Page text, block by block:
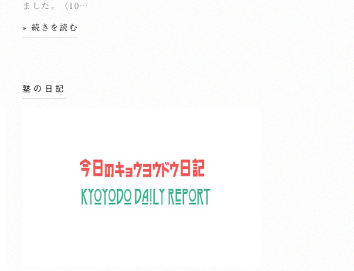
ました。（10…
» 続きを読む
塾の日記